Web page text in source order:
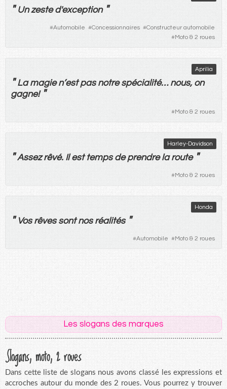
" Un zested'exception "
#Automobile #Concessionnaires #Constructeur automobile
#Moto & 2 roues
Aprilia
" La magien’est pas notre spécialité… nous, on
gagne! "
#Moto & 2 roues
Harley-Davidson
" Assez rêvé. Il est temps de prendre la route "
#Moto & 2 roues
Honda
" Vos rêves sont nos réalités "
#Automobile #Moto & 2 roues
Les slogans des marques
Slogans, moto, 2 roues
Dans cette liste de slogans nous avons classé les expressions et
accroches autour du monde des 2 roues. Vous pourrez y trouver